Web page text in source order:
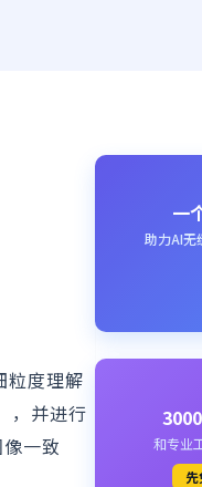
度理解
，并进行
一致
一
助力AI无
和专业